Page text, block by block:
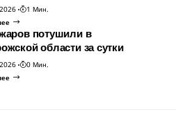
1 Мин.
потушили в
области за сутки
0 Мин.